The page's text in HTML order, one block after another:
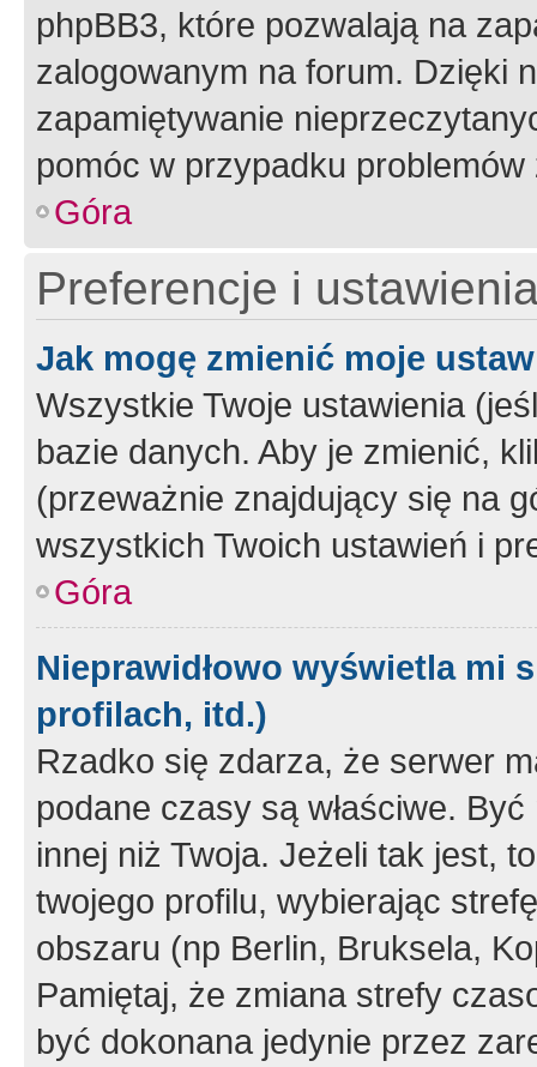
phpBB3, które pozwalają na
zalogowanym na forum. Dzięki
zapamiętywanie
pomóc w przypadku
Góra
Preferencje i
Jak mogę zmienić moje
Wszystkie Twoje ustawienia
bazie danych. Aby je zmienić,
(przeważnie znajdujący się na
wszystkich Twoich ustawień i
Góra
Nieprawidłowo wyświetla mi
profilach, itd.)
Rzadko się zdarza, że serwer
podane czasy są właściwe.
innej niż Twoja. Jeżeli tak jest,
twojego profilu, wybierając
obszaru (np Berlin, Bruksela,
Pamiętaj, że zmiana strefy
być dokonana jedynie przez